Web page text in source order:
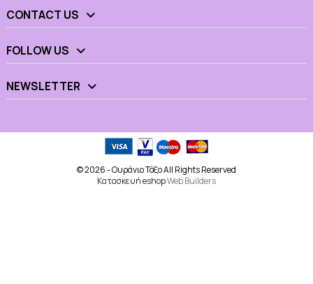
CONTACT US
FOLLOW US
NEWSLETTER
© 2026 - Ουράνιο Τόξο All Rights Reserved
Κατασκευή eshopWeb Builders